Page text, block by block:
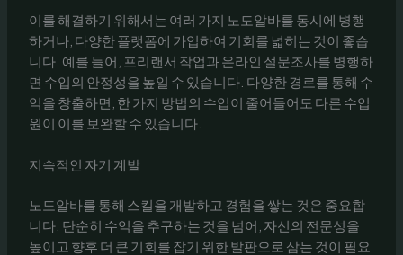
이를 해결하기 위해서는 여러 가지 노도알바를 동시에 병행
하거나, 다양한 플랫폼에 가입하여 기회를 넓히는 것이 좋습
니다. 예를 들어, 프리랜서 작업과 온라인 설문조사를 병행하
면 수입의 안정성을 높일 수 있습니다. 다양한 경로를 통해 수
익을 창출하면, 한 가지 방법의 수입이 줄어들어도 다른 수입
원이 이를 보완할 수 있습니다.
지속적인 자기 계발
노도알바를 통해 스킬을 개발하고 경험을 쌓는 것은 중요합
니다. 단순히 수익을 추구하는 것을 넘어, 자신의 전문성을
높이고 향후 더 큰 기회를 잡기 위한 발판으로 삼는 것이 필요